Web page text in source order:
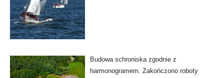
Budowa schroniska zgodnie z
harmonogramem. Zakończono roboty